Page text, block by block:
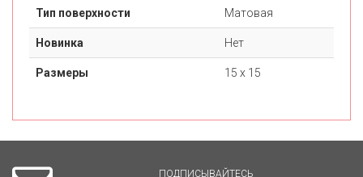
Тип поверхности Матовая
Новинка Нет
Размеры 15 х 15
ПОДПИСЫВАЙТЕСЬ